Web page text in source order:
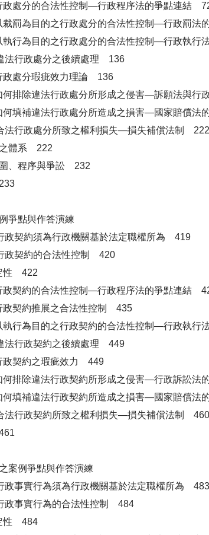
分的合法性控制—行政程序法的爭點連結
為目的之行政處分的合法性控制—行政罰法
為目的之行政處分的合法性控制—行政執行
政處分之後續處理 136
分瑕疵效力理論 136
違法行政處分所形成之侵害—訴願法與行
補違法行政處分所造成之損害—國家賠償法
政處分所致之權利損失—損失補償法制 222
體系 222
、程序與爭訟 232
爭點與作答演練
約須為行政機關基於法定職權所為 419
契約的合法性控制 420
422
約的合法性控制—行政程序法的爭點連結
約推展之合法性控制 435
為目的之行政契約的合法性控制—行政執行
政契約之後續處理 449
約之瑕疵效力 449
除違法行政契約所形成之侵害—行政訴訟法
補違法行政契約所造成之損害—國家賠償法
政契約所致之權利損失—損失補償法制 460
案例爭點與作答演練
實行為須為行政機關基於法定職權所為 483
實行為的合法性控制 484
484